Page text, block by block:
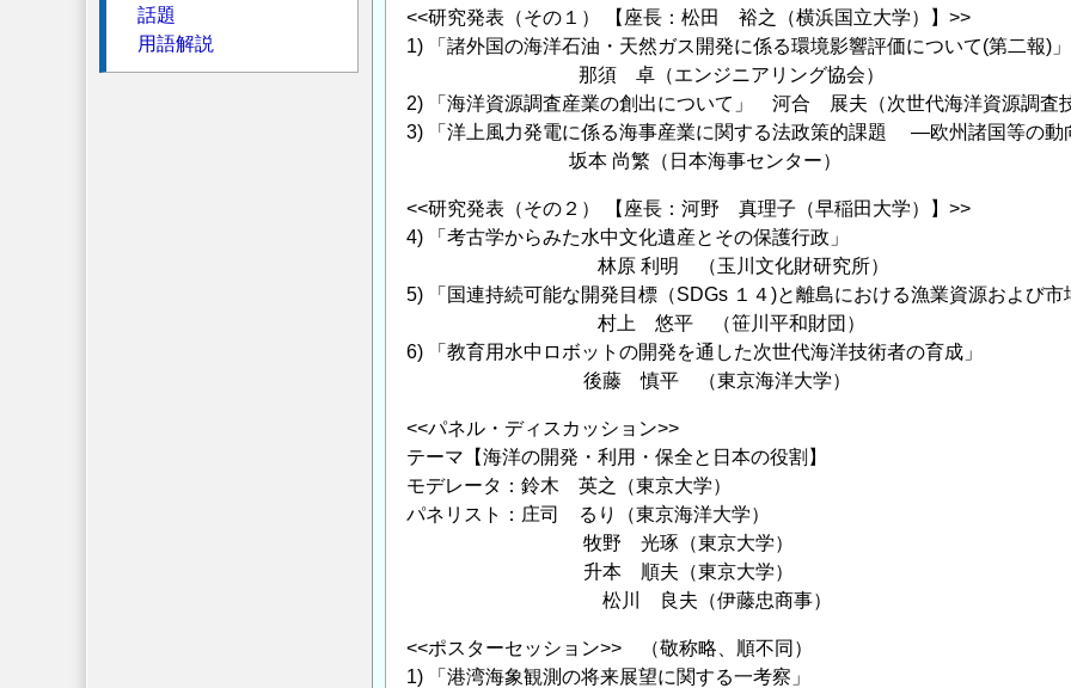
<<研究発表（その１） 【座長：松田 裕之（横浜国立大学）】>>
1) 「諸外国の海洋石油・天然ガス開発に係る環境影響評価について(第二報)」
那須 卓（エンジニアリング協会）
2) 「海洋資源調査産業の創出について」 河合 展夫（次世代海洋資源調査
3) 「洋上風力発電に係る海事産業に関する法政策的課題 ―欧州諸国等の動
坂本 尚繁（日本海事センター）
<<研究発表（その２） 【座長：河野 真理子（早稲田大学）】>>
4) 「考古学からみた水中文化遺産とその保護行政」
林原 利明 （玉川文化財研究所）
5) 「国連持続可能な開発目標（SDGs １４)と離島における漁業資源および市
村上 悠平 （笹川平和財団）
6) 「教育用水中ロボットの開発を通した次世代海洋技術者の育成」
後藤 慎平 （東京海洋大学）
<<パネル・ディスカッション>>
テーマ【海洋の開発・利用・保全と日本の役割】
モデレータ：鈴木 英之（東京大学）
パネリスト：庄司 るり（東京海洋大学）
牧野 光琢（東京大学）
升本 順夫（東京大学）
松川 良夫（伊藤忠商事）
<<ポスターセッション>> （敬称略、順不同）
1) 「港湾海象観測の将来展望に関する一考察」
話題
用語解説